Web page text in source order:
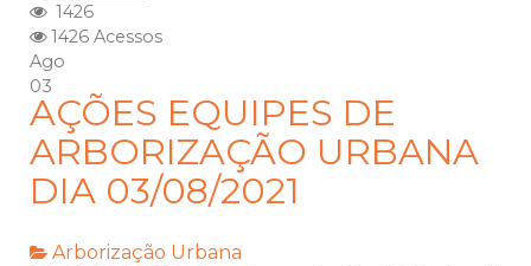
1426
1426 Acessos
Ago
03
AÇÕES EQUIPES DE
ARBORIZAÇÃO URBANA
DIA 03/08/2021
Arborização Urbana